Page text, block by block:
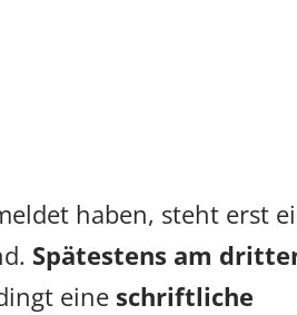
haben, steht erst
Spätestens am
eine schriftliche